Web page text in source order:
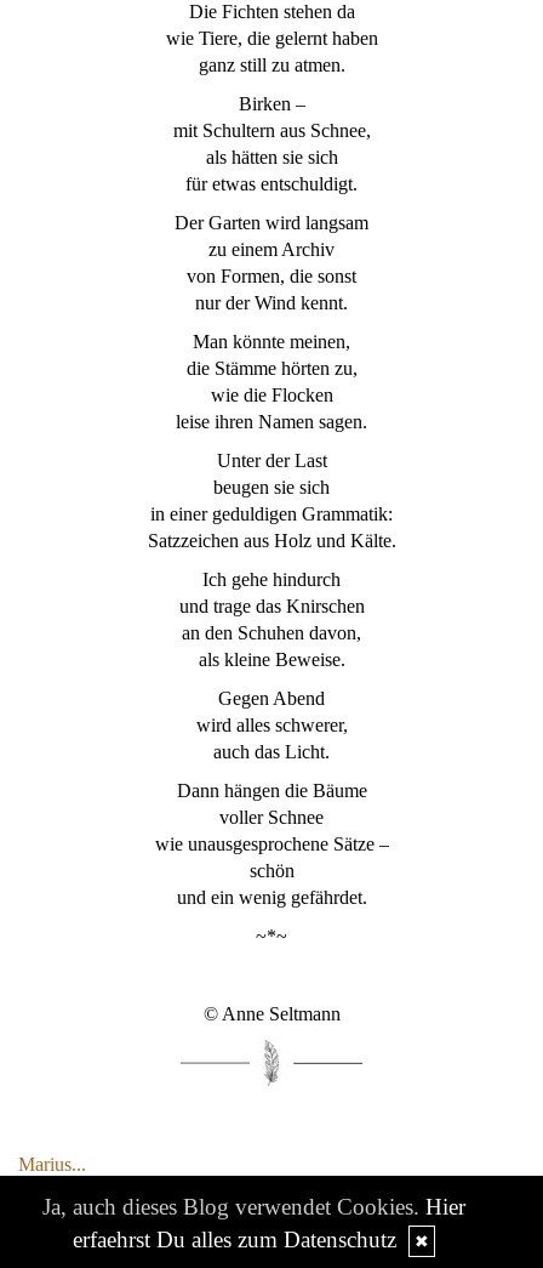
Die Fichten stehen da
wie Tiere, die gelernt haben
ganz still zu atmen.
Birken –
mit Schultern aus Schnee,
als hätten sie sich
für etwas entschuldigt.
Der Garten wird langsam
zu einem Archiv
von Formen, die sonst
nur der Wind kennt.
Man könnte meinen,
die Stämme hörten zu,
wie die Flocken
leise ihren Namen sagen.
Unter der Last
beugen sie sich
in einer geduldigen Grammatik:
Satzzeichen aus Holz und Kälte.
Ich gehe hindurch
und trage das Knirschen
an den Schuhen davon,
als kleine Beweise.
Gegen Abend
wird alles schwerer,
auch das Licht.
Dann hängen die Bäume
voller Schnee
wie unausgesprochene Sätze –
schön
und ein wenig gefährdet.
~*~
© Anne Seltmann
Marius...
Ja, auch dieses Blog verwendet Cookies. Hier
erfaehrst Du alles zum Datenschutz
✖